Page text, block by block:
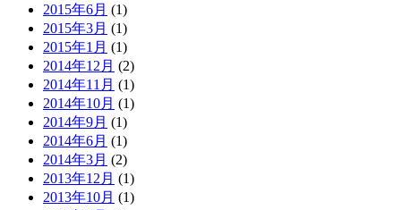
2015年6月 (1)
2015年3月 (1)
2015年1月 (1)
2014年12月 (2)
2014年11月 (1)
2014年10月 (1)
2014年9月 (1)
2014年6月 (1)
2014年3月 (2)
2013年12月 (1)
2013年10月 (1)